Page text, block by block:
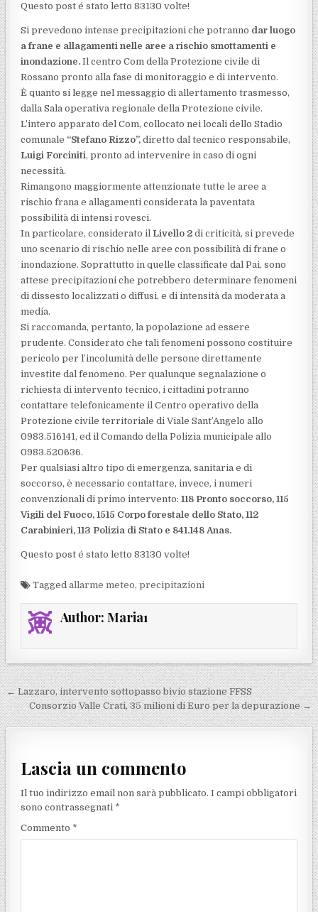
Questo post é stato letto 83130 volte!
Si prevedono intense precipitazioni che potranno dar luogo
a frane e allagamenti nelle aree a rischio smottamenti e
inondazione. Il centro Com della Protezione civile di
Rossano pronto alla fase di monitoraggio e di intervento.
È quanto si legge nel messaggio di allertamento trasmesso,
dalla Sala operativa regionale della Protezione civile.
L’intero apparato del Com, collocato nei locali dello Stadio
comunale “Stefano Rizzo”, diretto dal tecnico responsabile,
Luigi Forciniti, pronto ad intervenire in caso di ogni
necessità.
Rimangono maggiormente attenzionate tutte le aree a
rischio frana e allagamenti considerata la paventata
possibilità di intensi rovesci.
In particolare, considerato ilLivello 2 di criticità, si prevede
uno scenario di rischio nelle aree con possibilità di frane o
inondazione. Soprattutto in quelle classificate dal Pai, sono
attese precipitazioni che potrebbero determinare fenomeni
di dissesto localizzati o diffusi, e di intensità da moderata a
media.
Si raccomanda, pertanto, la popolazione ad essere
prudente. Considerato che tali fenomeni possono costituire
pericolo per l’incolumità delle persone direttamente
investite dal fenomeno. Per qualunque segnalazione o
richiesta di intervento tecnico, i cittadini potranno
contattare telefonicamente il Centro operativo della
Protezione civile territoriale di Viale Sant’Angelo allo
0983.516141, ed il Comando della Polizia municipale allo
0983.520636.
Per qualsiasi altro tipo di emergenza, sanitaria e di
soccorso, è necessario contattare, invece, i numeri
convenzionali di primo intervento: 118 Pronto soccorso, 115
Vigili del Fuoco, 1515 Corpo forestale dello Stato, 112
Carabinieri, 113 Polizia di Stato e 841.148 Anas.
Questo post é stato letto 83130 volte!
Taggedallarme meteo,precipitazioni
Author: Maria1
Navigazione articoli
← Lazzaro, intervento sottopasso bivio stazione FFSS
Consorzio Valle Crati, 35 milioni di Euro per la depurazione →
Lascia un commento
Il tuo indirizzo email non sarà pubblicato. I campi obbligatori
sono contrassegnati *
Commento *